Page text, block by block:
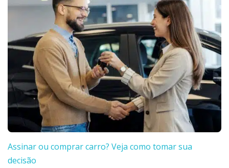
Assinar ou comprar carro? Veja como tomar sua
decisão